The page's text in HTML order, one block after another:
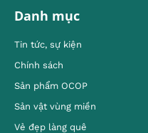
Danh mục
Tin tức, sự kiện
Chính sách
Sản phẩm OCOP
Sản vật vùng miền
Vẻ đẹp làng quê